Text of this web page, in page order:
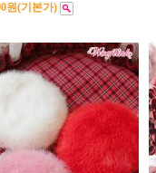
원(기본가)